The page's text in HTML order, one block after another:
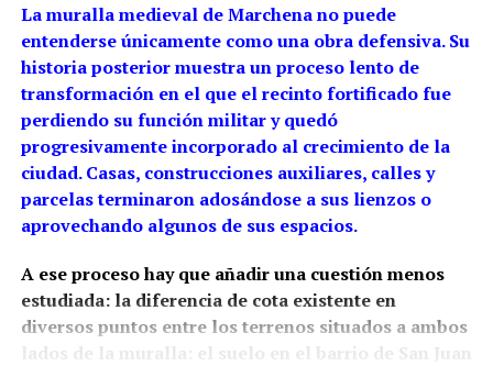
La muralla medieval de Marchena no puede
entenderse únicamente como una obra defensiva. Su
historia posterior muestra un proceso lento de
transformación en el que el recinto fortificado fue
perdiendo su función militar y quedó
progresivamente incorporado al crecimiento de la
ciudad. Casas, construcciones auxiliares, calles y
parcelas terminaron adosándose a sus lienzos o
aprovechando algunos de sus espacios.
A ese proceso hay que añadir una cuestión menos
estudiada: la diferencia de cota existente en
diversos puntos entre los terrenos situados a ambos
lados de la muralla: el suelo en el barrio de San Juan